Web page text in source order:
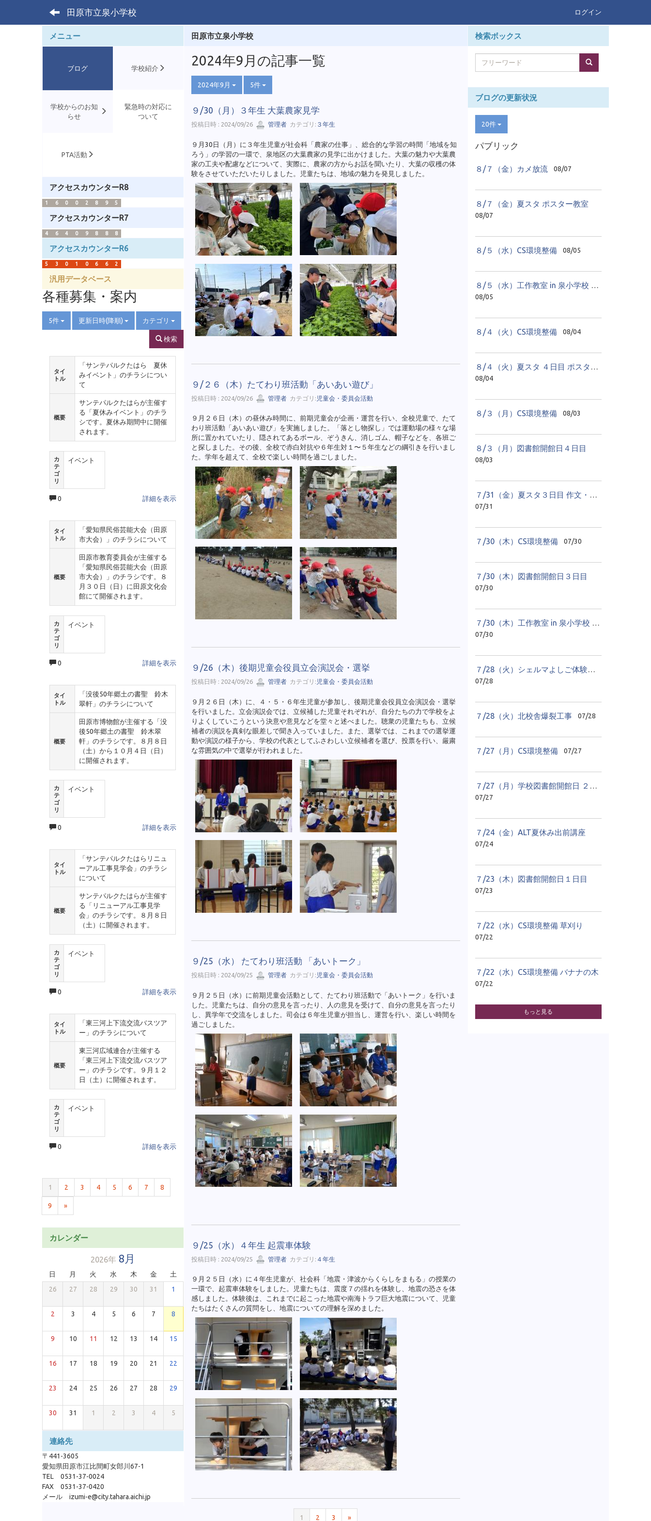
田原市立泉小学校 ログイン
田原市立泉小学校
2024年9月の記事一覧
2024年9月 5件
９/30（月）３年生 大葉農家見学
投稿日時 : 2024/09/26 管理者カテゴリ: ３年生
９月30日（月）に３年生児童が社会科「農家の仕事」、総合的な学習の時間「地域を知
ろう」の学習の一環で、泉地区の大葉農家の見学に出かけました。大葉の魅力や大葉農
家の工夫や配慮などについて、実際に、農家の方からお話を聞いたり、大葉の収穫の体
験をさせていただいたりしました。児童たちは、地域の魅力を発見しました。
９/２６（木）たてわり班活動「あいあい遊び」
投稿日時 : 2024/09/26 管理者カテゴリ: 児童会・委員会活動
９月２６日（木）の昼休み時間に、前期児童会が企画・運営を行い、全校児童で、たて
わり班活動「あいあい遊び」を実施しました。「落とし物探し」では運動場の様々な場
所に置かれていたり、隠されてあるボール、ぞうきん、消しゴム、帽子などを、各班ご
と探しました。その後、全校で赤白対抗や６年生対１〜５年生などの綱引きを行いまし
た。学年を超えて、全校で楽しい時間を過ごしました。
９/26（木）後期児童会役員立会演説会・選挙
投稿日時 : 2024/09/26 管理者カテゴリ: 児童会・委員会活動
９月２６日（木）に、４・５・６年生児童が参加し、後期児童会役員立会演説会・選挙
を行いました。立会演説会では、立候補した児童それぞれが、自分たちの力で学校をよ
りよくしていこうという決意や意見などを堂々と述べました。聴衆の児童たちも、立候
補者の演説を真剣な眼差しで聞き入っていました。また、選挙では、これまでの選挙運
動や演説の様子から、学校の代表としてふさわしい立候補者を選び、投票を行い、厳粛
な雰囲気の中で選挙が行われました。
９/25（水） たてわり班活動 「あいトーク」
投稿日時 : 2024/09/25 管理者カテゴリ: 児童会・委員会活動
９月２５日（水）に前期児童会活動として、たてわり班活動で「あいトーク」を行いま
した。児童たちは、自分の意見を言ったり、人の意見を受けて、自分の意見を言ったり
し、異学年で交流をしました。司会は６年生児童が担当し、運営を行い、楽しい時間を
過ごしました。
９/25（水）４年生 起震車体験
投稿日時 : 2024/09/25 管理者カテゴリ: ４年生
９月２５日（水）に４年生児童が、社会科「地震・津波からくらしをまもる」の授業の
一環で、起震車体験をしました。児童たちは、震度７の揺れを体験し、地震の恐さを体
感しました。体験後は、これまでに起こった地震や南海トラフ巨大地震について、児童
たちはたくさんの質問をし、地震についての理解を深めました。
1 2 3 »
メニュー
ブログ 学校紹介
学校からのお知
らせ
緊急時の対応に
ついて
PTA活動
アクセスカウンターR8
1 6 0 0 2 8 9 5
アクセスカウンターR7
4 6 4 0 9 8 8 8
アクセスカウンターR6
5 3 0 1 0 6 6 2
汎用データベース
各種募集・案内
5件 更新日時(降順) カテゴリ
検索
タイ
トル
「サンテパルクたはら 夏休
みイベント」のチラシについ
て
概要
サンテパルクたはらが主催す
る「夏休みイベント」のチラ
シです。夏休み期間中に開催
されます。
カ
テ
ゴ
リ
イベント
0 詳細を表示
タイ
トル
「愛知県民俗芸能大会（田原
市大会）」のチラシについて
概要
田原市教育委員会が主催する
「愛知県民俗芸能大会（田原
市大会）」のチラシです。８
月３０日（日）に田原文化会
館にて開催されます。
カ
テ
ゴ
リ
イベント
0 詳細を表示
タイ
トル
「没後50年郷土の書聖 鈴木
翠軒」のチラシについて
概要
田原市博物館が主催する「没
後50年郷土の書聖 鈴木翠
軒」のチラシです。８月８日
（土）から１０月４日（日）
に開催されます。
カ
テ
ゴ
リ
イベント
0 詳細を表示
タイ
トル
「サンテパルクたはらリニュ
ーアル工事見学会」のチラシ
について
概要
サンテパルクたはらが主催す
る「リニューアル工事見学
会」のチラシです。８月８日
（土）に開催されます。
カ
テ
ゴ
リ
イベント
0 詳細を表示
タイ
トル
「東三河上下流交流バスツア
ー」のチラシについて
概要
東三河広域連合が主催する
「東三河上下流交流バスツア
ー」のチラシです。９月１２
日（土）に開催されます。
カ
テ
ゴ
リ
イベント
0 詳細を表示
1 2 3 4 5 6 7 8
9 »
カレンダー
2026年 8月
日 月 火 水 木 金
土
26
27 28 29 30 31 1
2 3 4 5 6 7 8
9 10 11 12 13 14 15
16 17 18 19 20 21 22
23 24 25 26 27 28 29
30 31 1 2 3 4 5
連絡先
〒441-3605
愛知県田原市江比間町女郎川67-1
TEL 0531-37-0024
FAX 0531-37-0420
メール izumi-e@city.tahara.aichi.jp
検索ボックス
ブログの更新状況
20件
パブリック
８/７（金）カメ放流 08/07
８/７（金）夏スタ ポスター教室
08/07
８/５（水）CS環境整備 08/05
８/５（水）工作教室 in 泉小学校 ２日目
08/05
８/４（火）CS環境整備 08/04
８/４（火）夏スタ ４日目 ポスター教室
08/04
８/３（月）CS環境整備 08/03
８/３（月）図書館開館日４日目
08/03
７/31（金）夏スタ３日目 作文・感想文教室
07/31
７/30（木）CS環境整備 07/30
７/30（木）図書館開館日３日目
07/30
７/30（木）工作教室 in 泉小学校 １日目
07/30
７/28（火）シェルマよしご体験学習 貝のアクセサリーづくり
07/28
７/28（火）北校舎爆裂工事 07/28
７/27（月）CS環境整備 07/27
７/27（月）学校図書館開館日 ２日目
07/27
７/24（金）ALT夏休み出前講座
07/24
７/23（木）図書館開館日１日目
07/23
７/22（水）CS環境整備 草刈り
07/22
７/22（水）CS環境整備 バナナの木
07/22
もっと見る